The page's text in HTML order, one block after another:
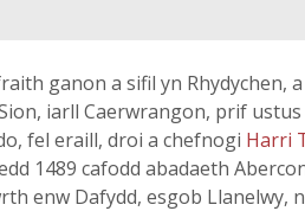
ganon a sifil yn Rhydychen,
iarll Caerwrangon, prif ustus
fel eraill, droi a chefnogi Harri
1489 cafodd abadaeth
enw Dafydd, esgob Llanelwy,